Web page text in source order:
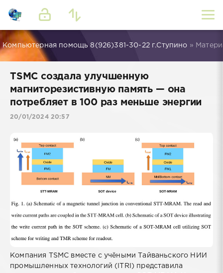
Компьютерная помощь 8(926)381-30-22 г.Ступино »
TSMC создала улучшенную
магниторезистивную память — она
потребляет в 100 раз меньше энергии
20/01/2024 20:57
Компания TSMC вместе с учёными Тайваньского НИИ
промышленных технологий (ITRI) представила